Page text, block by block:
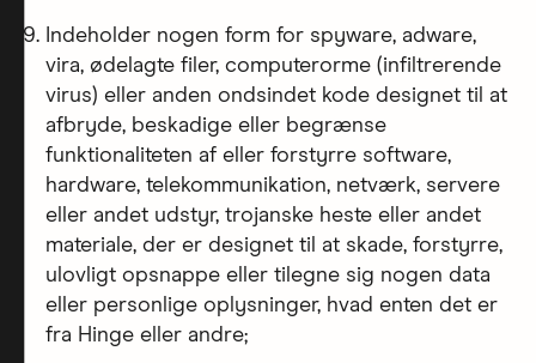
Indeholder nogen form for spyware, adware,
vira, ødelagte filer, computerorme (infiltrerende
virus) eller anden ondsindet kode designet til at
afbryde, beskadige eller begrænse
funktionaliteten af eller forstyrre software,
hardware, telekommunikation, netværk, servere
eller andet udstyr, trojanske heste eller andet
materiale, der er designet til at skade, forstyrre,
ulovligt opsnappe eller tilegne sig nogen data
eller personlige oplysninger, hvad enten det er
fra Hinge eller andre;